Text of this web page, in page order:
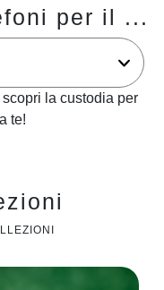
per il ...
la custodia per
te!